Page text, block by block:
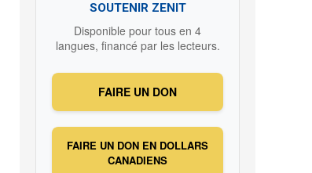
SOUTENIR ZENIT
Disponible pour tous en 4
langues, financé par les lecteurs.
FAIRE UN DON
FAIRE UN DON EN DOLLARS
CANADIENS